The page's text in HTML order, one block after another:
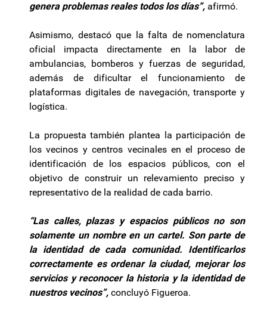
genera problemas reales todos los días”, afirmó.
Asimismo, destacó que la falta de nomenclatura
oficial impacta directamente en la labor de
ambulancias, bomberos y fuerzas de seguridad,
además de dificultar el funcionamiento de
plataformas digitales de navegación, transporte y
logística.
La propuesta también plantea la participación de
los vecinos y centros vecinales en el proceso de
identificación de los espacios públicos, con el
objetivo de construir un relevamiento preciso y
representativo de la realidad de cada barrio.
“Las calles, plazas y espacios públicos no son
solamente un nombre en un cartel. Son parte de
la identidad de cada comunidad. Identificarlos
correctamente es ordenar la ciudad, mejorar los
servicios y reconocer la historia y la identidad de
nuestros vecinos”, concluyó Figueroa.